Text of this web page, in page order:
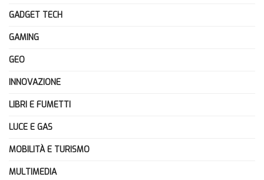
GADGET TECH
GAMING
GEO
INNOVAZIONE
LIBRI E FUMETTI
LUCE E GAS
MOBILITÀ E TURISMO
MULTIMEDIA